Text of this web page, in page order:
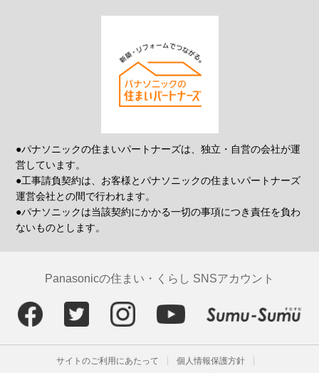
●パナソニックの住まいパートナーズは、独立・自営の会社が運
営しています。
●工事請負契約は、お客様とパナソニックの住まいパートナーズ
運営会社との間で行われます。
●パナソニックは当該契約にかかる一切の事項につき責任を負わ
ないものとします。
Panasonicの住まい・くらし SNSアカウント
サイトのご利用にあたって
個人情報保護方針